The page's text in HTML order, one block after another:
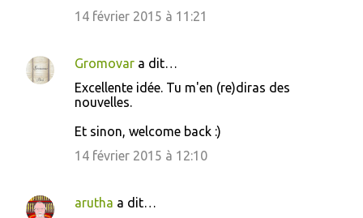
14 février 2015 à 11:21
Gromovar a dit…
Excellente idée. Tu m'en (re)diras des
nouvelles.
Et sinon, welcome back :)
14 février 2015 à 12:10
arutha a dit…